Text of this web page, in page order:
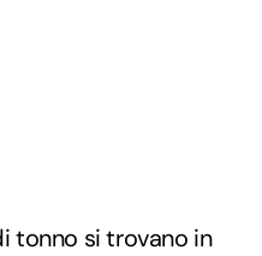
tonno si trovano in